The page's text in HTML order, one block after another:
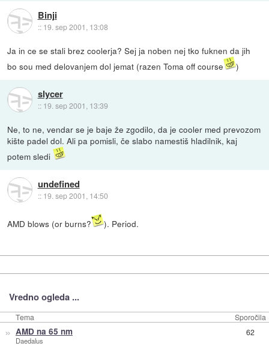
Binji
:: 19. sep 2001, 13:08
Ja in ce se stali brez coolerja? Sej ja noben nej tko fuknen da jih
bo sou med delovanjem dol jemat (razen Toma off course
)
slycer
:: 19. sep 2001, 13:39
Ne, to ne, vendar se je baje že zgodilo, da je cooler med prevozom
kište padel dol. Ali pa pomisli, če slabo namestiš hladilnik, kaj
potem sledi
undefined
:: 19. sep 2001, 14:50
AMD blows (or burns? ). Period.
Vredno ogleda ...
Tema Sporočila
» AMD na 65 nm
Daedalus
62